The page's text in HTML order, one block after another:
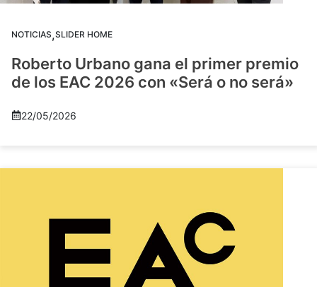
NOTICIAS,SLIDER HOME
Roberto Urbano gana el primer premio
de los EAC 2026 con «Será o no será»
22/05/2026